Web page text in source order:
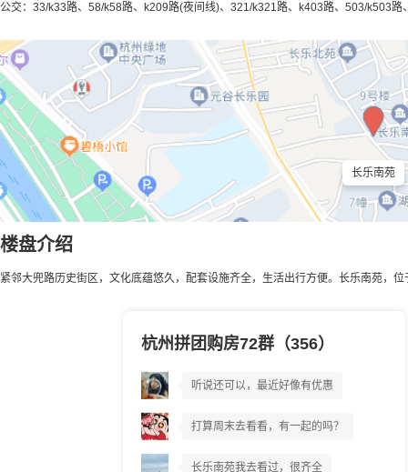
公交：33/k33路、58/k58路、k209路(夜间线)、321/k321路、k403路、503/k503
长乐南苑
楼盘介绍
紧邻大兜路历史街区，文化底蕴悠久，配套设施齐全，生活出行方便。长乐南苑，
杭州拼团购房72群（356）
长乐南苑到底好不好?
听说还可以，最近好像有优惠
打算周末去看看，有一起的吗？
长乐南苑我去看过，很齐全